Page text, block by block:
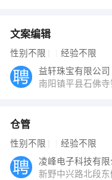
文案编辑
性别不限 经验不限
益轩珠宝有限公司
南阳镇平县石佛
仓管
性别不限 经验不限
凌峰电子科技有限
新野中兴路北段东